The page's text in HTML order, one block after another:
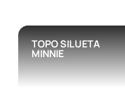
TOPO SILUETA
MINNIE